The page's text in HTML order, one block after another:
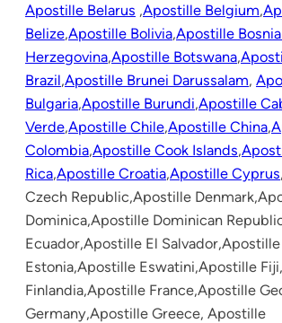
Apostille Belarus ,Apostille Belgium,
Belize,Apostille Bolivia,Apostille
Herzegovina,Apostille Botswana,
Brazil,Apostille Brunei Darussalam,
Bulgaria,Apostille Burundi,Apostille
Verde,Apostille Chile,Apostille China,
Colombia,Apostille Cook Islands,
Rica,Apostille Croatia,Apostille Cyprus
Czech Republic,Apostille
Dominica,Apostille Dominican
Ecuador,Apostille El Salvador,Apostille
Estonia,Apostille Eswatini,Apostille
Finlandia,Apostille France,Apostille
Germany,Apostille Greece, Apostille